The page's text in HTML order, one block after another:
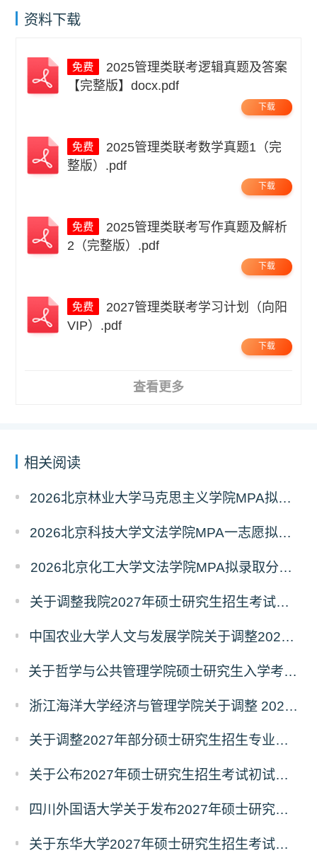
资料下载
【完整版】docx.pdf
下载
整版）.pdf
下载
2（完整版）.pdf
下载
VIP）.pdf
下载
查看更多
相关阅读
2026北京林业大学马克思主义学院MPA拟录取分析解读
2026北京科技大学文法学院MPA一志愿拟录取分析解读
2026北京化工大学文法学院MPA拟录取分析解读
关于调整我院2027年硕士研究生招生考试科目及参考书的通知
中国农业大学人文与发展学院关于调整2027年硕士研究生招生考试初试科目的通知
关于哲学与公共管理学院硕士研究生入学考试（初试） 考试科目及参考书目变更的通知（二）
浙江海洋大学经济与管理学院关于调整 2027年硕士研究生招生考试初试科目的公告
关于调整2027年部分硕士研究生招生专业初试考试科目的公告（持续更新中）
关于公布2027年硕士研究生招生考试初试自命题科目考试大纲的通知
四川外国语大学关于发布2027年硕士研究生招生考试自命题科目大纲的公告
关于东华大学2027年硕士研究生招生考试（初试）招生目录拟调整公告（一）